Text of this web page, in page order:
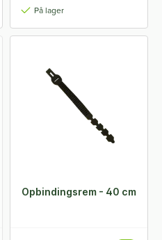
På lager
Opbindingsrem - 40 cm